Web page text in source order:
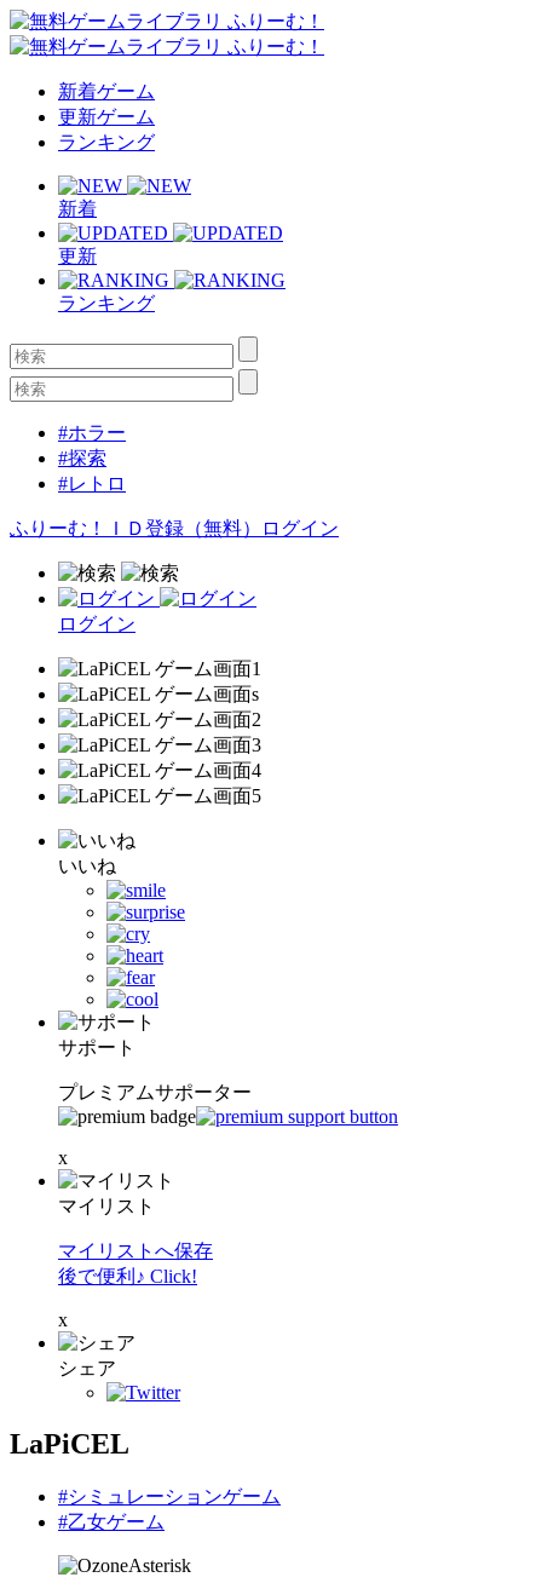
新着ゲーム
更新ゲーム
ランキング
新着
更新
ランキング
#ホラー
#探索
#レトロ
ふりーむ！ＩＤ登録（無料） ログイン
ログイン
いいね
サポート
プレミアムサポーター
x
マイリスト
マイリストへ保存
後で便利♪ Click!
x
シェア
LaPiCEL
#シミュレーションゲーム
#乙女ゲーム